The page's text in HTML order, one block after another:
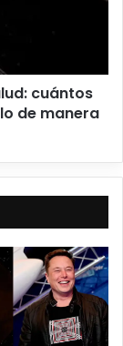
cuántos
de manera